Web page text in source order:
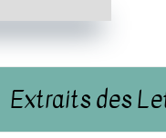
Extraits des